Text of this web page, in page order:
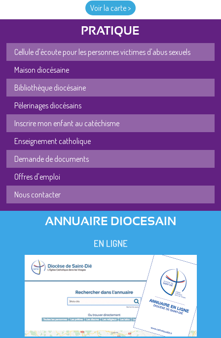
Voir la carte >
PRATIQUE
Cellule d'écoute pour les personnes victimes d'abus sexuels
Maison diocésaine
Bibliothèque diocésaine
Pèlerinages diocésains
Inscrire mon enfant au catéchisme
Enseignement catholique
Demande de documents
Offres d'emploi
Nous contacter
ANNUAIRE DIOCESAIN
EN LIGNE